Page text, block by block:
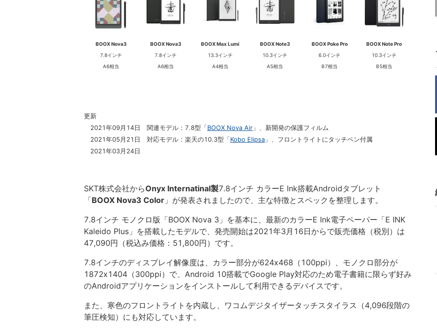
BOOX Nova3
7.8インチ
A6相当
BOOX Nova3
7.8インチ
A6相当
BOOX Max Lumi
13.3インチ
A4相当
BOOX Note3
10.3インチ
A5相当
BOOX Poke Pro
6.0インチ
B7相当
BOOX Note Pro
10.3インチ
B5相当
更新
2021年09月14日 関連モデル：7.8型「 BOOX Nova Air 」、新開発の保護フィルム
2021年05月21日 対応モデル：楽天の10.3型「 Kobo Elipsa 」、フロントライトにタッチペン付属
2021年03月24日
SKT株式会社からOnyx Internatinal製7.8インチ カラーE Ink搭載Androidタブレット
「BOOX Nova3 Color 」が発表されましたので、主な特徴とスペックを整理します。
7.8インチ モノクロ版「BOOX Nova 3」を基本に、最新のカラーE Ink電子ペーパー「E INK
Kaleido Plus」を搭載したモデルで、発売開始は2021年3月16日からで販売価格（税別）は
47,090円（税込み価格：51,800円）です。
7.8インチのディスプレイ解像度は、カラー部分が624x468（100ppi）、モノクロ部分が
1872x1404（300ppi）で、Android 10搭載でGoogle Play対応のため電子書籍に限らず好み
のAndroidアプリケーションをインストールして利用できるデバイスです。
また、寒色のフロントライトを内蔵し、ワコムデジタイザータッチスタイラス（4,096段階の
筆圧検知）にも対応しています。